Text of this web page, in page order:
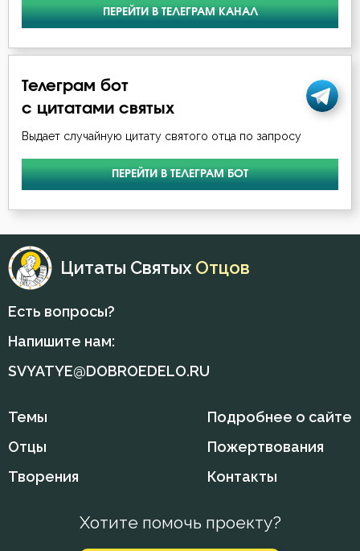
Подвиг
Причастие
Проповеди
Ревность
Сквернословие
Смирение
Спасение
Ссора
Страх смерти
Феолипт Филадельфийский
ПЕРЕЙТИ В ТЕЛЕГРАМ КАНАЛ
Телеграм бот
с цитатами святых
Выдает случайную цитату святого отца по запросу
ПЕРЕЙТИ В ТЕЛЕГРАМ БОТ
Цитаты Святых Отцов
Есть вопросы?
Напишите нам:
SVYATYE@DOBROEDELO.RU
Темы
Отцы
Творения
Подробнее о сайте
Пожертвования
Контакты
Хотите помочь проекту?